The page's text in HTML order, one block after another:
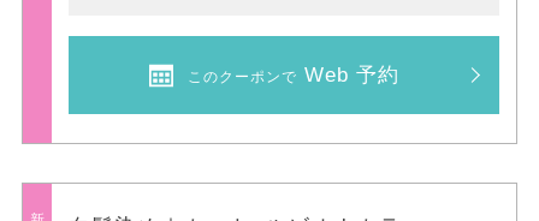
このクーポンで Web 予約
新規